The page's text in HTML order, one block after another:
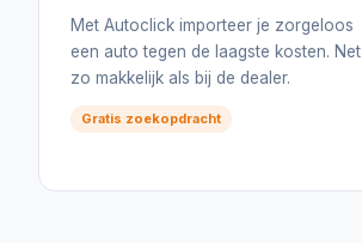
Met Autoclick importeer je zorgeloos
een auto tegen de laagste kosten. Net
zo makkelijk als bij de dealer.
Gratis zoekopdracht